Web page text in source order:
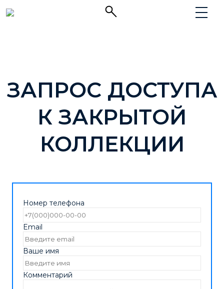
ЗАПРОС ДОСТУПА
К ЗАКРЫТОЙ
КОЛЛЕКЦИИ
Номер телефона
Email
Ваше имя
Комментарий